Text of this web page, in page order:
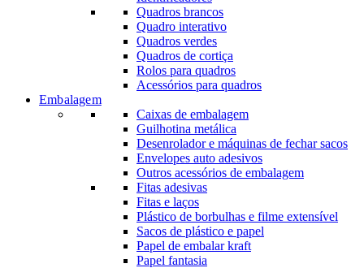
Quadros brancos
Quadro interativo
Quadros verdes
Quadros de cortiça
Rolos para quadros
Acessórios para quadros
Embalagem
Caixas de embalagem
Guilhotina metálica
Desenrolador e máquinas de fechar sacos
Envelopes auto adesivos
Outros acessórios de embalagem
Fitas adesivas
Fitas e laços
Plástico de borbulhas e filme extensível
Sacos de plástico e papel
Papel de embalar kraft
Papel fantasia